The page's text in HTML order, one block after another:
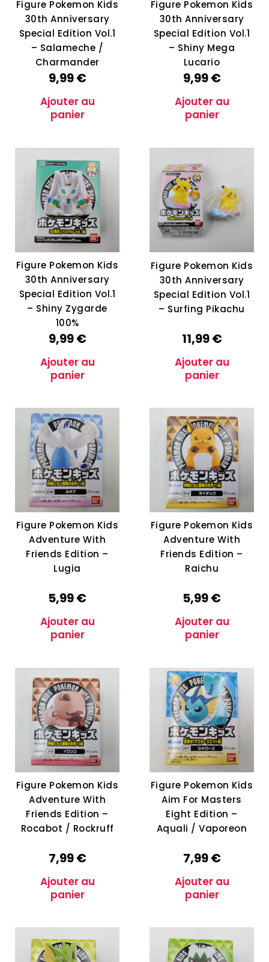
Figure Pokemon Kids
30th Anniversary
Special Edition Vol.1
– Salameche /
Charmander
9,99€
Ajouter au
panier
Figure Pokemon Kids
30th Anniversary
Special Edition Vol.1
– Shiny Mega
Lucario
9,99€
Ajouter au
panier
Figure Pokemon Kids
30th Anniversary
Special Edition Vol.1
– Shiny Zygarde
100%
9,99€
Ajouter au
panier
Figure Pokemon Kids
30th Anniversary
Special Edition Vol.1
– Surfing Pikachu
11,99€
Ajouter au
panier
Figure Pokemon Kids
Adventure With
Friends Edition –
Lugia
5,99€
Ajouter au
panier
Figure Pokemon Kids
Adventure With
Friends Edition –
Raichu
5,99€
Ajouter au
panier
Figure Pokemon Kids
Adventure With
Friends Edition –
Rocabot / Rockruff
7,99€
Ajouter au
panier
Figure Pokemon Kids
Aim For Masters
Eight Edition –
Aquali / Vaporeon
7,99€
Ajouter au
panier